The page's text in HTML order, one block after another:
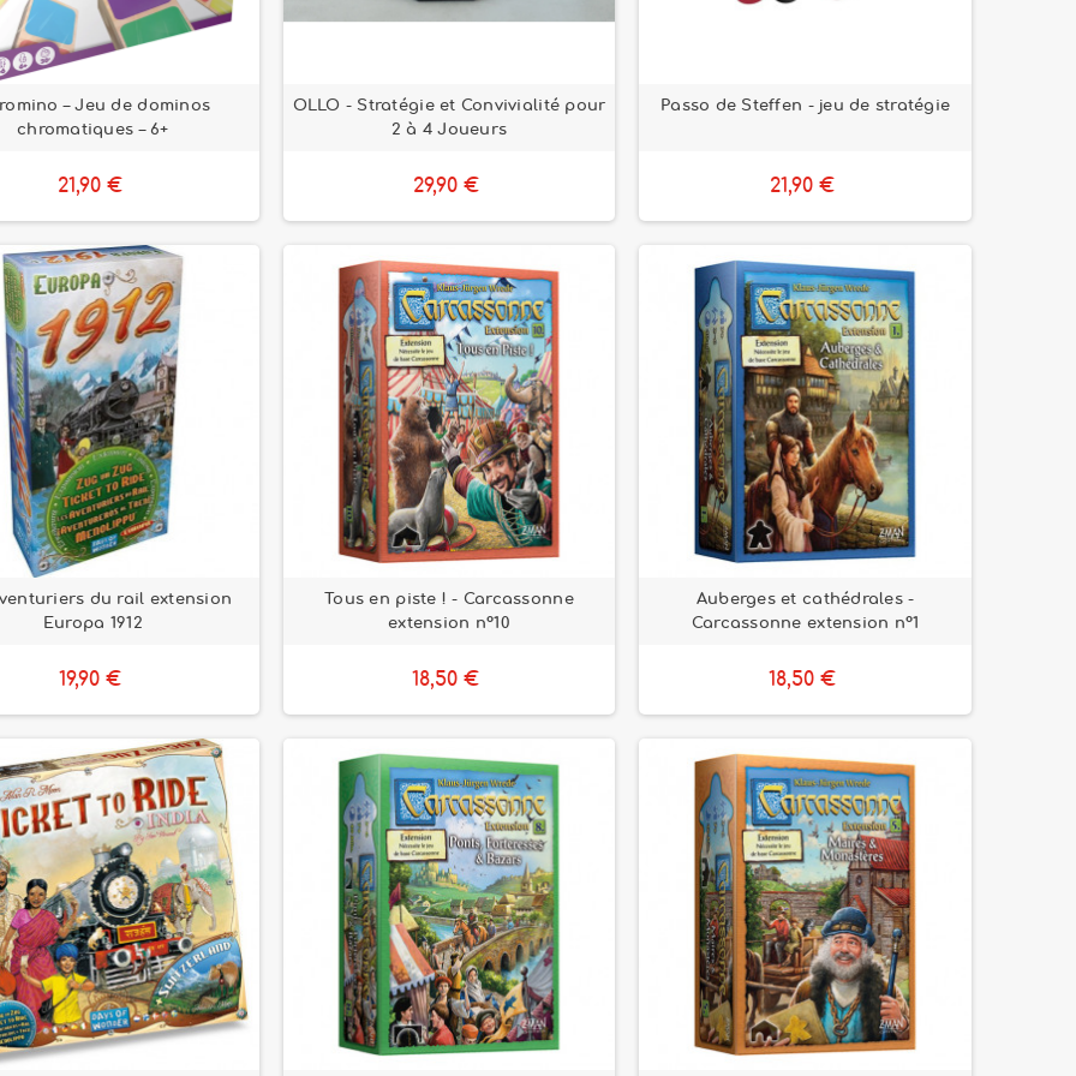
– Jeu de dominos
chromatiques – 6+
21,90 €
OLLO - Stratégie et Convivialité pour
2 à 4 Joueurs
29,90 €
Passo de Steffen - jeu de stratégie
21,90 €
du rail extension
Europa 1912
19,90 €
Tous en piste ! - Carcassonne
extension n°10
18,50 €
Auberges et cathédrales -
Carcassonne extension n°1
18,50 €